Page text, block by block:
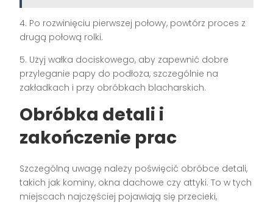
4. Po rozwinięciu pierwszej połowy, powtórz proces z
drugą połową rolki.
5. Użyj wałka dociskowego, aby zapewnić dobre
przyleganie papy do podłoża, szczególnie na
zakładkach i przy obróbkach blacharskich.
Obróbka detali i
zakończenie prac
Szczególną uwagę należy poświęcić obróbce detali,
takich jak kominy, okna dachowe czy attyki. To w tych
miejscach najczęściej pojawiają się przecieki,